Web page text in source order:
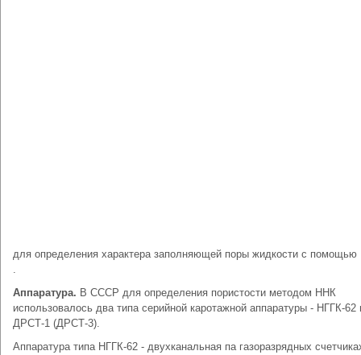
для определения характера заполняющей поры жидкости с
.
Аппаратура. В СССР для определения пористости методом ННК
использовалось два типа серийной каротажной аппаратуры - НГГК-62
ДРСТ-1 (ДРСТ-3).
Аппаратура типа НГГК-62 - двухканальная па газоразрядных